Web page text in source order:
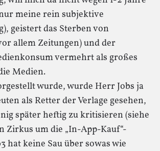
meine rein subjektive
geistert das Sterben von
allem Zeitungen) und der
vermehrt als großes
Medien.
wurde, wurde Herr Jobs ja
als Retter der Verlage gesehen,
später heftig zu kritisieren (siehe
Zirkus um die „In-App-Kauf“-
hat keine Sau über sowas wie